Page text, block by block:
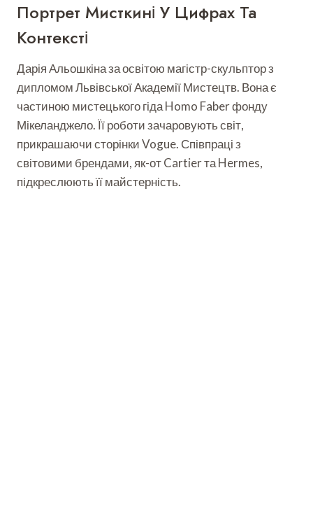
Портрет Мисткині У Цифрах Та
Контексті
Дарія Альошкіна за освітою магістр-скульптор з
дипломом Львівської Академії Мистецтв. Вона є
частиною мистецького гіда Homo Faber фонду
Мікеланджело. Її роботи зачаровують світ,
прикрашаючи сторінки Vogue. Співпраці з
світовими брендами, як-от Cartier та Hermes,
підкреслюють її майстерність.